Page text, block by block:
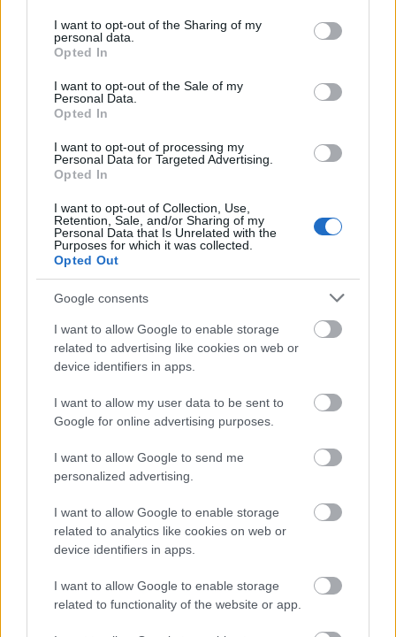
not limited to your visit or usage behaviour. You may click to
grant or deny consent to Google and its third-party tags to
use your data for below specified purposes in below Google
consent section.
I want to opt-out of the Sharing of my
personal data.
Opted In
I want to opt-out of the Sale of my
Personal Data.
Opted In
I want to opt-out of processing my
Personal Data for Targeted Advertising.
Opted In
I want to opt-out of Collection, Use,
Retention, Sale, and/or Sharing of my
Personal Data that Is Unrelated with the
Purposes for which it was collected.
Opted Out
Google consents
I want to allow Google to enable storage
related to advertising like cookies on web or
device identifiers in apps.
I want to allow my user data to be sent to
Google for online advertising purposes.
I want to allow Google to send me
personalized advertising.
I want to allow Google to enable storage
related to analytics like cookies on web or
device identifiers in apps.
I want to allow Google to enable storage
related to functionality of the website or app.
maró irónia csapdáit is.(Huber Zoltán kritikája a
márciusi Filmvilágban lesz olvasható.)
AURORA–Öt évvel a kritikailag óriási sikereket arató
Lazarescu úr halála
után forgatta le következő
filmjét Cristi Puiu, amelynek ezúttal a főszerepét is
elvállalta. Egy Viorel nevű középkorú férfit alakít, aki
készül valamire: fegyvert vásárol, megfigyel és vár –
mindezt három órán keresztül. [
A Filmvilág kritikusa szerint:Noha a valóban mesteri
zárójelenetben (…) végképp nem marad kétségünk a
dolgok állása felől, addigra túl hosszú utat kellett
megtennie Viorelnek – és a nézőnek is.(Margitházi
Beja kritikája a márciusi Filmvilágban lesz
SHAME – A SZÉGYENTELEN–A ’81-es IRA-
éhségsztrájkot feldolgozó brutális erejű
utóbbi évek egyik leghatásosabb elsőfilmes belépője
volt. A pályáját képzőművészként, video
installációkkal kezdő Steve McQueen új filmje a
szexfüggőség témáját járja körbe. Főszereplője a
Michael Fassbender által alakított New York-i
yuppie, akihez beköltözik a húga (Carey Mulligan),
felkavarva ezzel a férfi jól megszokott világát.
előzetes]
dokumentál, anélkül hogy ítélkezne vagy
magyarázna: nem keni domináns és távolságtartó